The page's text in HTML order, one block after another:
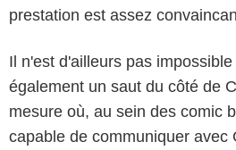
prestation est assez
Il n'est d'ailleurs pas
également un saut du côté de
mesure où, au sein des comic
capable de communiquer avec